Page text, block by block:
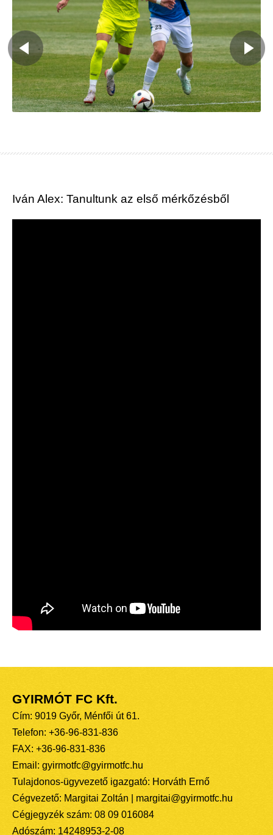
Iván Alex: Tanultunk az első mérkőzésből
GYIRMÓT FC Kft.
Cím: 9019 Győr, Ménfői út 61.
Telefon: +36-96-831-836
FAX: +36-96-831-836
Email: gyirmotfc@gyirmotfc.hu
Tulajdonos-ügyvezető igazgató: Horváth Ernő
Cégvezető: Margitai Zoltán | margitai@gyirmotfc.hu
Cégjegyzék szám: 08 09 016084
Adószám: 14248953-2-08